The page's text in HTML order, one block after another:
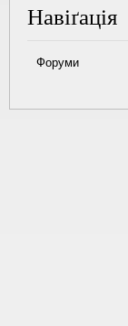
Навіґація
Форуми